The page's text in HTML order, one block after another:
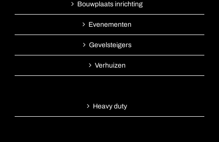
Bouwplaats inrichting
Evenementen
Gevelsteigers
Verhuizen
Heavy duty